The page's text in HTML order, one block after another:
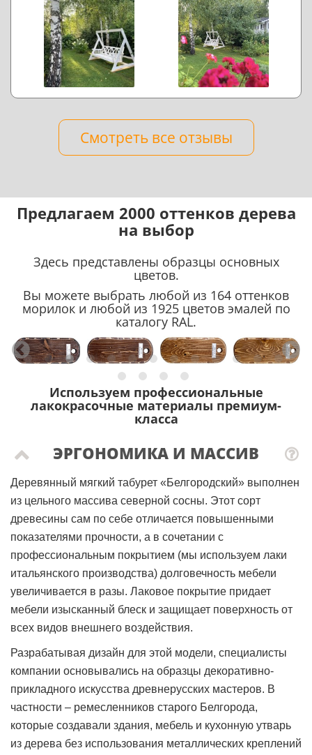
Смотреть все отзывы
Предлагаем 2000 оттенков дерева
на выбор
Здесь представлены образцы основных
цветов.
Вы можете выбрать любой из 164 оттенков
морилок и любой из 1925 цветов эмалей по
каталогу RAL.
Используем профессиональные
лакокрасочные материалы премиум-
класса
ЭРГОНОМИКА И МАССИВ
Деревянный мягкий табурет «Белгородский» выполнен
из цельного массива северной сосны. Этот сорт
древесины сам по себе отличается повышенными
показателями прочности, а в сочетании с
профессиональным покрытием (мы используем лаки
итальянского производства) долговечность мебели
увеличивается в разы. Лаковое покрытие придает
мебели изысканный блеск и защищает поверхность от
всех видов внешнего воздействия.
Разрабатывая дизайн для этой модели, специалисты
компании основывались на образцы декоративно-
прикладного искусства древнерусских мастеров. В
частности – ремесленников старого Белгорода,
которые создавали здания, мебель и кухонную утварь
из дерева без использования металлических креплений